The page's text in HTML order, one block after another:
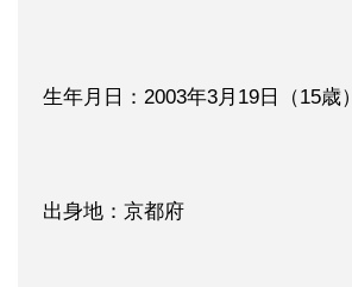
生年月日：2003年3月19日（15歳）
出身地：京都府